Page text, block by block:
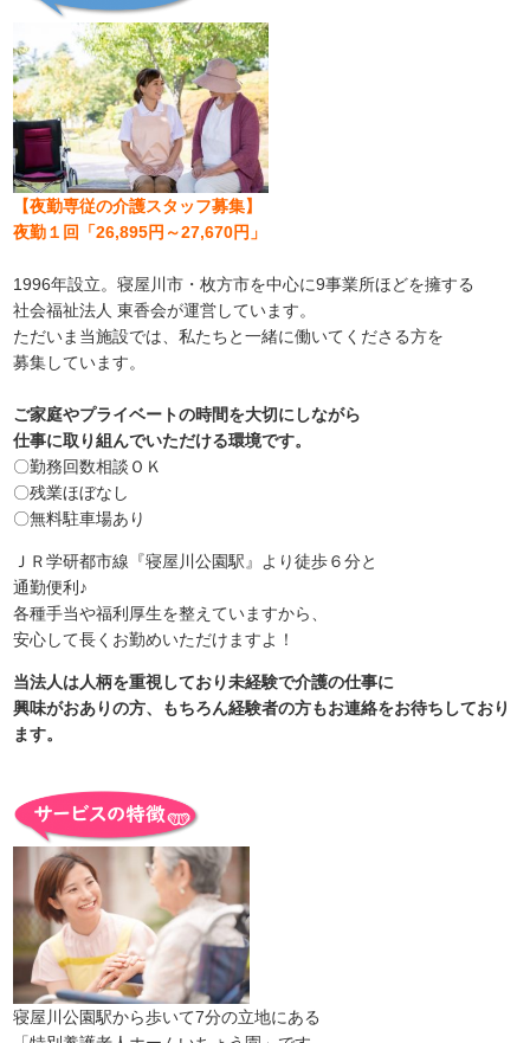
【夜勤専従の介護スタッフ募集】
夜勤１回「26,895円～27,670円」
1996年設立。寝屋川市・枚方市を中心に9事業所ほどを擁する
社会福祉法人 東香会が運営しています。
ただいま当施設では、私たちと一緒に働いてくださる方を
募集しています。
ご家庭やプライベートの時間を大切にしながら
仕事に取り組んでいただける環境です。
〇勤務回数相談ＯＫ
〇残業ほぼなし
〇無料駐車場あり
ＪＲ学研都市線『寝屋川公園駅』より徒歩６分と
通勤便利♪
各種手当や福利厚生を整えていますから、
安心して長くお勤めいただけますよ！
当法人は人柄を重視しており未経験で介護の仕事に
興味がおありの方、もちろん経験者の方もお連絡をお待ちしており
ます。
寝屋川公園駅から歩いて7分の立地にある